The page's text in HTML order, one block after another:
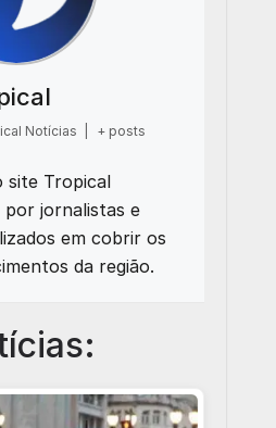
Notícias + posts
site Tropical
jornalistas e
em cobrir os
da região.